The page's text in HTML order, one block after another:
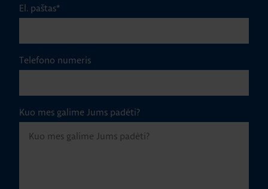
El. paštas*
Telefono numeris
Kuo mes galime Jums padėti?